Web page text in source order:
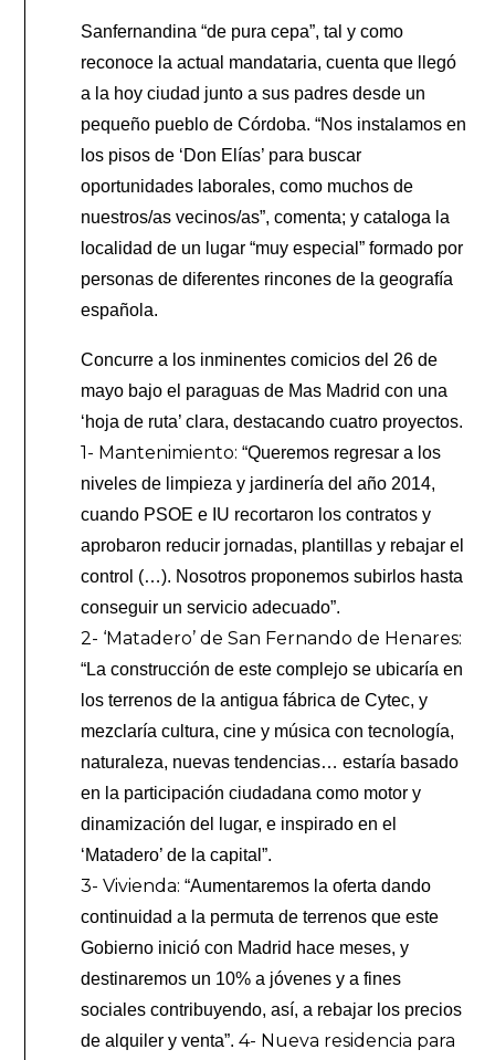
Sanfernandina “de pura cepa”, tal y como
reconoce la actual mandataria, cuenta que llegó
a la hoy ciudad junto a sus padres desde un
pequeño pueblo de Córdoba. “Nos instalamos en
los pisos de ‘Don Elías’ para buscar
oportunidades laborales, como muchos de
nuestros/as vecinos/as”, comenta; y cataloga la
localidad de un lugar “muy especial” formado por
personas de diferentes rincones de la geografía
española.
Concurre a los inminentes comicios del 26 de
mayo bajo el paraguas de Mas Madrid con una
‘hoja de ruta’ clara, destacando cuatro proyectos.
1- Mantenimiento:“Queremos regresar a los
niveles de limpieza y jardinería del año 2014,
cuando PSOE e IU recortaron los contratos y
aprobaron reducir jornadas, plantillas y rebajar el
control (…). Nosotros proponemos subirlos hasta
conseguir un servicio adecuado”.
2- ‘Matadero’ de San Fernando de Henares:
“La construcción de este complejo se ubicaría en
los terrenos de la antigua fábrica de Cytec, y
mezclaría cultura, cine y música con tecnología,
naturaleza, nuevas tendencias… estaría basado
en la participación ciudadana como motor y
dinamización del lugar, e inspirado en el
‘Matadero’ de la capital”.
3- Vivienda: “Aumentaremos la oferta dando
continuidad a la permuta de terrenos que este
Gobierno inició con Madrid hace meses, y
destinaremos un 10% a jóvenes y a fines
sociales contribuyendo, así, a rebajar los precios
de alquiler y venta”.4- Nueva residencia para